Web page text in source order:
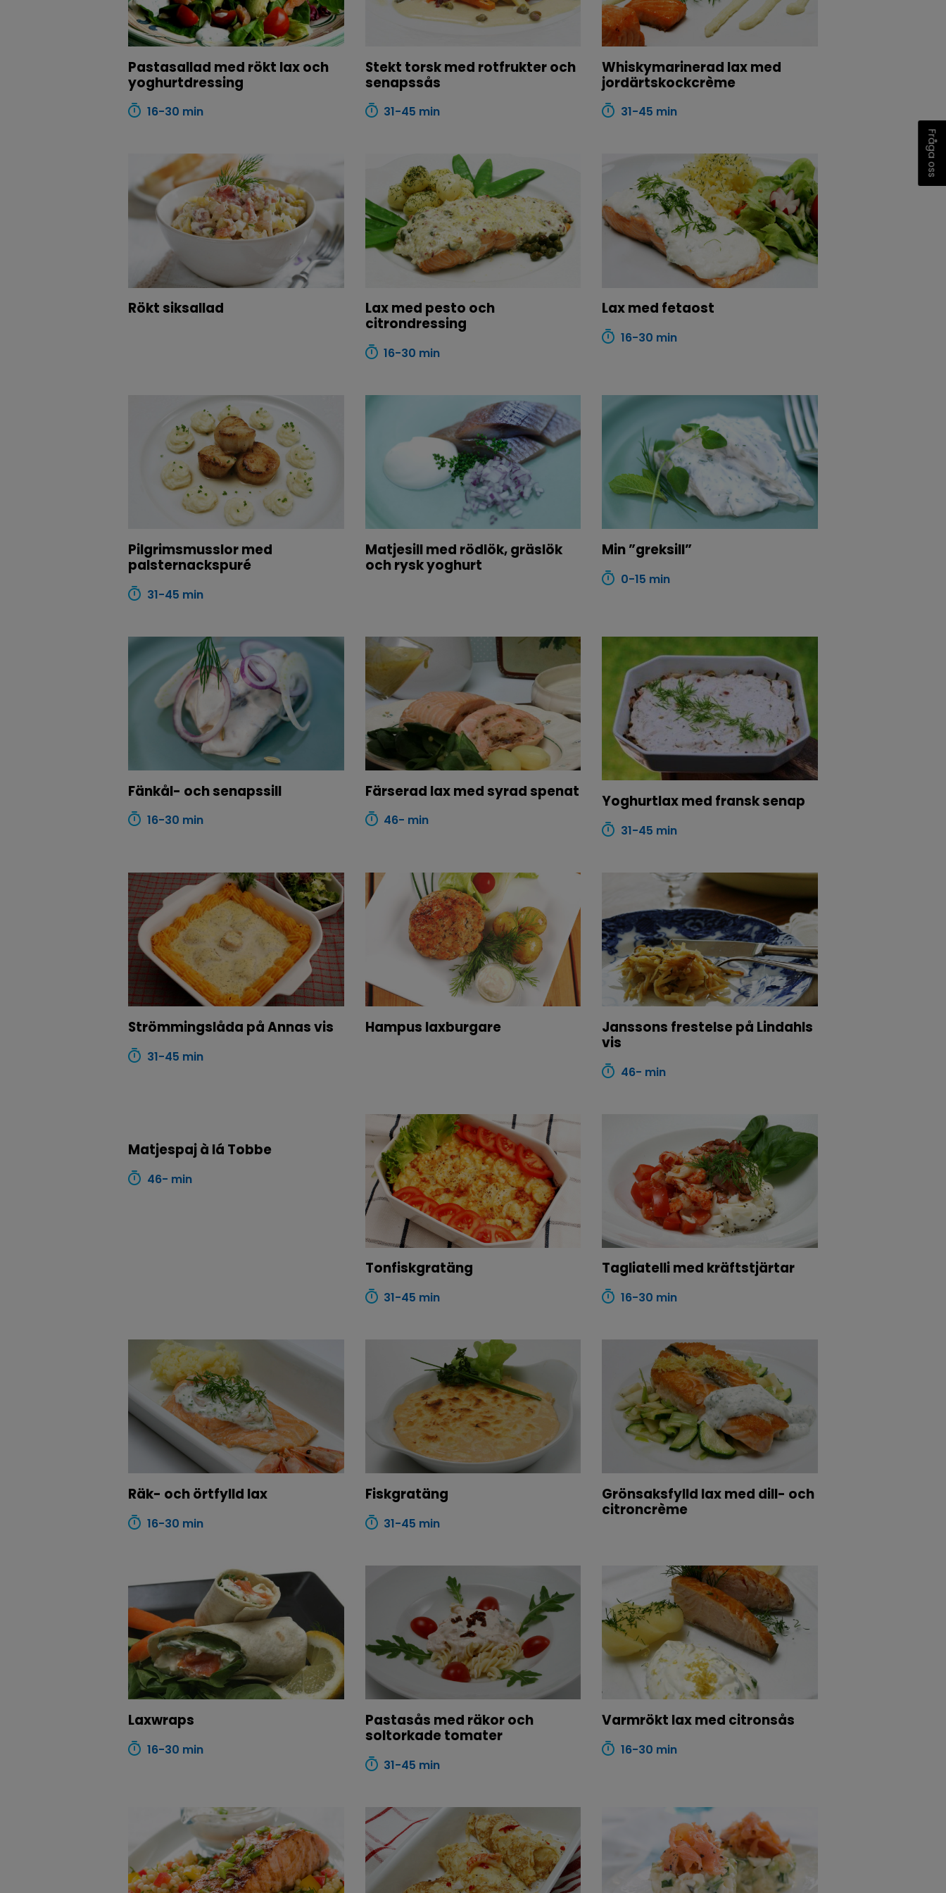
Fråga oss
Pastasallad med rökt lax och
yoghurtdressing
16-30 min
Stekt torsk med rotfrukter och
senapssås
31-45 min
Whiskymarinerad lax med
jordärtskockcrème
31-45 min
Rökt siksallad
Lax med pesto och
citrondressing
16-30 min
Lax med fetaost
16-30 min
Pilgrimsmusslor med
palsternackspuré
31-45 min
Matjesill med rödlök, gräslök
och rysk yoghurt
Min ”greksill”
0-15 min
Fänkål- och senapssill
16-30 min
Färserad lax med syrad spenat
46- min
Yoghurtlax med fransk senap
31-45 min
Strömmingslåda på Annas vis
31-45 min
Hampus laxburgare
Janssons frestelse på Lindahls
vis
46- min
Matjespaj à lá Tobbe
46- min
Tonfiskgratäng
31-45 min
Tagliatelli med kräftstjärtar
16-30 min
Räk- och örtfylld lax
16-30 min
Fiskgratäng
31-45 min
Grönsaksfylld lax med dill- och
citroncrème
Laxwraps
16-30 min
Pastasås med räkor och
soltorkade tomater
31-45 min
Varmrökt lax med citronsås
16-30 min